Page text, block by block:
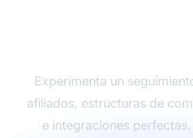
Experimenta un
afiliados, estructuras de
e integraciones perfectas.